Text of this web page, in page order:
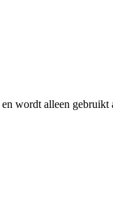
wordt alleen